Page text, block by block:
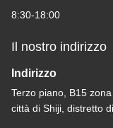
8:30-18:00
Il nostro indirizzo
Indirizzo
Terzo piano, B15
città di Shiji, distretto